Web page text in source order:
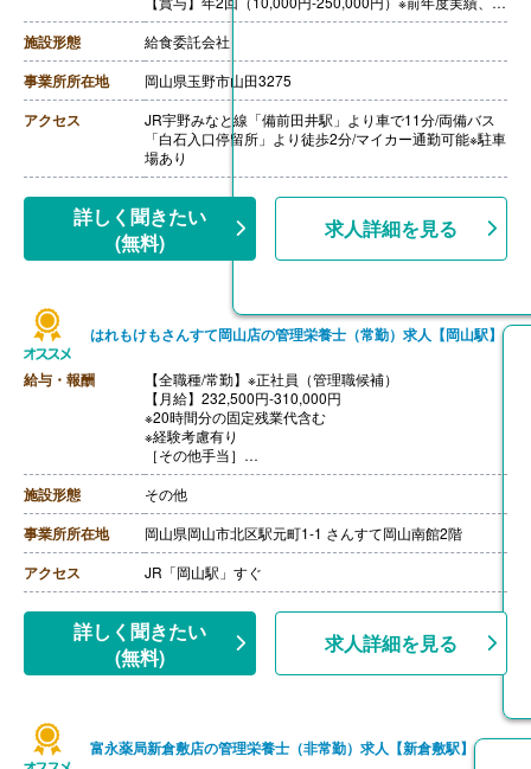
志程度
【通勤手当】あり（上限16,000円/月）
【昇給】あり（1月あたり1,000円-5,000円）※前年度実
績
【退職金】なし
++++++++++++++++++++
【管理栄養士・栄養士/非常勤】
【時給】1,150円‐1,400円
【賞与】年2回（5,000円‐100,000円）※前年度実績
【通勤手当】あり（上限16,000円/月）
【昇給】あり（1時間あたり10円-100円）※前年度実績
【退職金】なし
施設形態 給食委託会社
事業所所在地 岡山県玉野市山田3275
アクセス
JR宇野みなと線「備前田井駅」より車で11分/両備バス
「白石入口停留所」より徒歩2分/マイカー通勤可能※駐車
場あり
詳しく聞きたい
(無料)
求人詳細を見る
はれもけもさんすて岡山店の管理栄養士（常勤）求人【岡山駅】
給与・報酬
【全職種/常勤】※正社員（管理職候補）
【月給】232,500円-310,000円
※20時間分の固定残業代含む
※経験考慮有り
［その他手当］
・引っ越し手当（県外からの引っ越しを伴う就職の場
合、上限あり）
【通勤手当】あり（全額支給）※マイカー通勤の場合は
上限あり
施設形態 その他
事業所所在地 岡山県岡山市北区駅元町1-1 さんすて岡山南館2階
アクセス JR「岡山駅」すぐ
詳しく聞きたい
(無料)
求人詳細を見る
富永薬局新倉敷店の管理栄養士（非常勤）求人【新倉敷駅】